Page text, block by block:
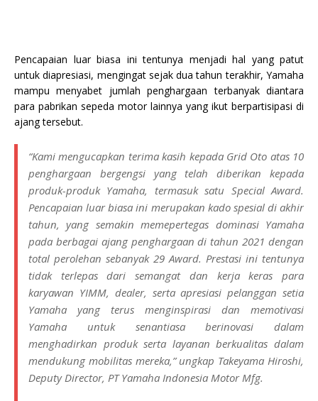
Pencapaian luar biasa ini tentunya menjadi hal yang patut
untuk diapresiasi, mengingat sejak dua tahun terakhir, Yamaha
mampu menyabet jumlah penghargaan terbanyak diantara
para pabrikan sepeda motor lainnya yang ikut berpartisipasi di
ajang tersebut.
“Kami mengucapkan terima kasih kepada Grid Oto atas 10
penghargaan bergengsi yang telah diberikan kepada
produk-produk Yamaha, termasuk satu Special Award.
Pencapaian luar biasa ini merupakan kado spesial di akhir
tahun, yang semakin memepertegas dominasi Yamaha
pada berbagai ajang penghargaan di tahun 2021 dengan
total perolehan sebanyak 29 Award. Prestasi ini tentunya
tidak terlepas dari semangat dan kerja keras para
karyawan YIMM, dealer, serta apresiasi pelanggan setia
Yamaha yang terus menginspirasi dan memotivasi
Yamaha untuk senantiasa berinovasi dalam
menghadirkan produk serta layanan berkualitas dalam
mendukung mobilitas mereka,” ungkap Takeyama Hiroshi,
Deputy Director, PT Yamaha Indonesia Motor Mfg.